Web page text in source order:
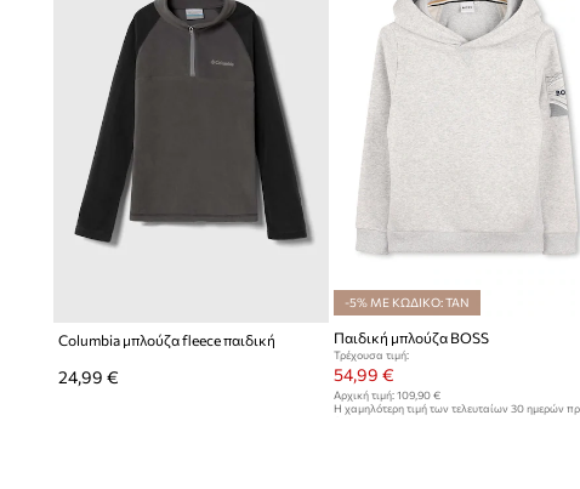
Columbia μπλούζα fleece παιδική
24,99 €
-5% ΜΕ ΚΩΔΙΚΟ: TAN
Παιδική μπλούζα BOSS
Τρέχουσα τιμή:
54,99 €
Αρχική τιμή:109,90 €
Η χαμηλότερη τιμή των τελευταίων 30 ημερών